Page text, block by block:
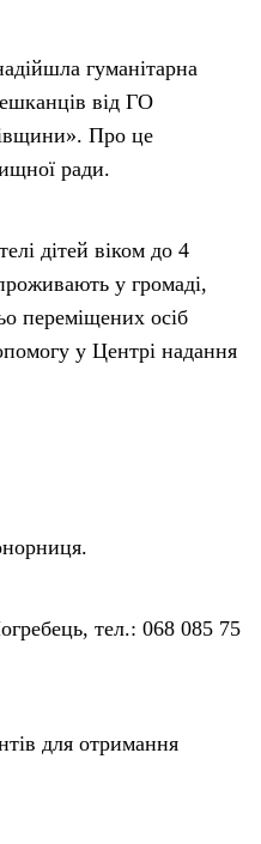
гуманітарна
від ГО
Про це
ради.
дітей віком до 4
у громаді,
переміщених осіб
у Центрі надання
тел.: 068 085 75
для отримання